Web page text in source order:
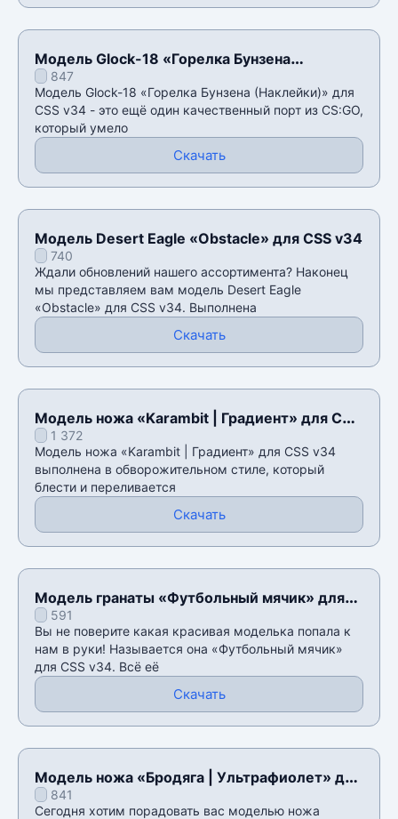
Модель Glock-18 «Горелка Бунзена
(Наклейки)» для CSS v34
847
Модель Glock-18 «Горелка Бунзена (Наклейки)» для
CSS v34 - это ещё один качественный порт из CS:GO,
который умело
Скачать
Модель Desert Eagle «Obstacle» для CSS v34
740
Ждали обновлений нашего ассортимента? Наконец
мы представляем вам модель Desert Eagle
«Obstacle» для CSS v34. Выполнена
Скачать
Модель ножа «Karambit | Градиент» для CSS
v341 372
Модель ножа «Karambit | Градиент» для CSS v34
выполнена в обворожительном стиле, который
блести и переливается
Скачать
Модель гранаты «Футбольный мячик» для
CSS v34
591
Вы не поверите какая красивая моделька попала к
нам в руки! Называется она «Футбольный мячик»
для CSS v34. Всё её
Скачать
Модель ножа «Бродяга | Ультрафиолет» для
CSS v34
841
Сегодня хотим порадовать вас моделью ножа